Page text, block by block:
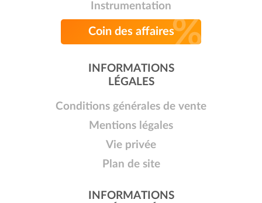
Instrumentation
Coin des affaires
INFORMATIONS
LÉGALES
Conditions générales de vente
Mentions légales
Vie privée
Plan de site
INFORMATIONS